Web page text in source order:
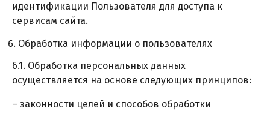
идентификации Пользователя для доступа к
сервисам сайта.
Обработка информации о пользователях
6.1. Обработка персональных данных
осуществляется на основе следующих принципов:
– законности целей и способов обработки